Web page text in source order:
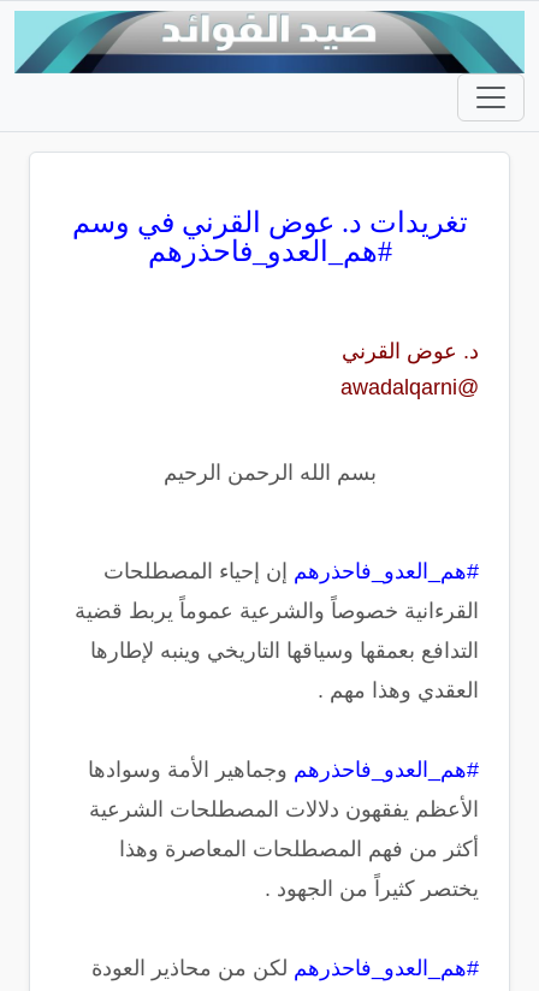
تغريدات د. عوض القرني في وسم
#هم_العدو_فاحذرهم
د. عوض القرني
@awadalqarni
بسم الله الرحمن الرحيم
#هم_العدو_فاحذرهم إن إحياء المصطلحات
القرءانية خصوصاً والشرعية عموماً يربط قضية
التدافع بعمقها وسياقها التاريخي وينبه لإطارها
العقدي وهذا مهم .
#هم_العدو_فاحذرهم وجماهير الأمة وسوادها
الأعظم يفقهون دلالات المصطلحات الشرعية
أكثر من فهم المصطلحات المعاصرة وهذا
يختصر كثيراً من الجهود .
#هم_العدو_فاحذرهم لكن من محاذير العودة